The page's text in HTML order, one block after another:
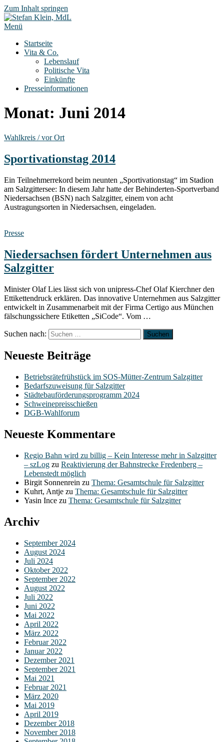
Zum Inhalt springen
Menü
Startseite
Vita & Co.
Lebenslauf
Politische Vita
Einkünfte
Presseinformationen
Monat: Juni 2014
Wahlkreis / vor Ort
Sportivationstag 2014
Ein Teilnehmerrekord beim neunten „Sportivationstag“ im Stadion
am Salzgittersee: In diesem Jahr hatte der Behinderten-Sportverband
Niedersachsen (BSN) nach Salzgitter, einem von acht
Austragungsorten in Niedersachsen, eingeladen.
Presse
Niedersachsen fördert Unternehmen aus
Salzgitter
Minister Olaf Lies lässt sich von unipress-Chef Olaf Kierchner den
Ettikettendruck erklären. Das innovative Unternehmen aus Salzgitter
entwickelt in Zusammenarbeit mit der Firma Certigo aus München
fälschungssichere Etiketten „SiCode“. Vom …
Suchen nach:
Neueste Beiträge
Betriebsrätefrühstück im SOS-Mütter-Zentrum Salzgitter
Bedarfszuweisung für Salzgitter
Städtebauförderungsprogramm 2024
Schweinepreisschießen
DGB-Wahlforum
Neueste Kommentare
Regio Bahn wird zu billig – Kein Interesse mehr in Salzgitter
– szLog zu Reaktivierung der Bahnstrecke Fredenberg –
Lebenstedt möglich
Birgit Sonnenrein zu Thema: Gesamtschule für Salzgitter
Kuhrt, Antje zu Thema: Gesamtschule für Salzgitter
Yasin Ince zu Thema: Gesamtschule für Salzgitter
Archiv
September 2024
August 2024
Juli 2024
Oktober 2022
September 2022
August 2022
Juli 2022
Juni 2022
Mai 2022
April 2022
März 2022
Februar 2022
Januar 2022
Dezember 2021
September 2021
Mai 2021
Februar 2021
März 2020
Mai 2019
April 2019
Dezember 2018
November 2018